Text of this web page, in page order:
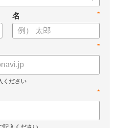
*
名
*
*